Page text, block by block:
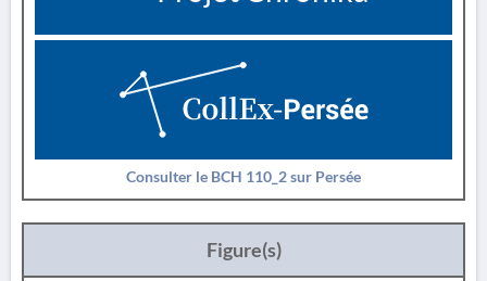
Consulter le BCH 110_2 sur Persée
Figure(s)